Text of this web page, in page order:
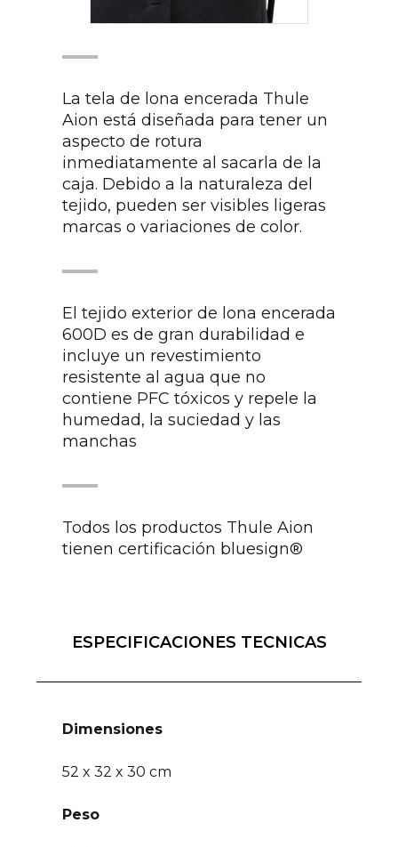
La tela de lona encerada Thule
Aion está diseñada para tener un
aspecto de rotura
inmediatamente al sacarla de la
caja. Debido a la naturaleza del
tejido, pueden ser visibles ligeras
marcas o variaciones de color.
El tejido exterior de lona encerada
600D es de gran durabilidad e
incluye un revestimiento
resistente al agua que no
contiene PFC tóxicos y repele la
humedad, la suciedad y las
manchas
Todos los productos Thule Aion
tienen certificación bluesign®
ESPECIFICACIONES TECNICAS
Dimensiones
52 x 32 x 30 cm
Peso